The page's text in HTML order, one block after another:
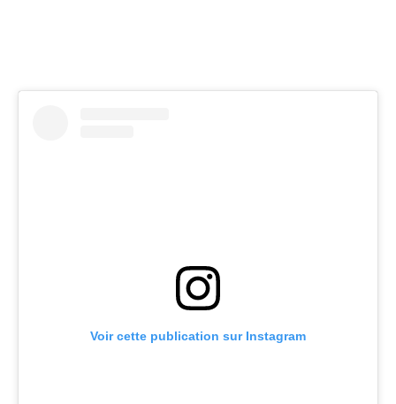
Voir cette publication sur Instagram